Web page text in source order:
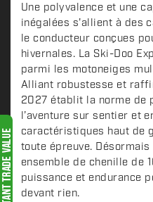
c
r
i
p
t
i
o
n
Une polyvalence et une
inégalées s'allient à des
le conducteur conçues
hivernales. La Ski-Doo
parmi les motoneiges
Alliant robustesse et
2027 établit la norme de
l’aventure sur sentier et
caractéristiques haut de
toute épreuve.
ensemble de chenille de
puissance et endurance
devant rien.